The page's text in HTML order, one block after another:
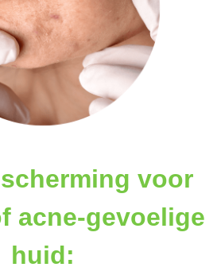
voor
acne-gevoelige
huid: